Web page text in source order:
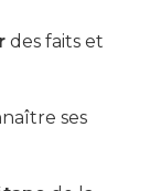
des faits et
ses